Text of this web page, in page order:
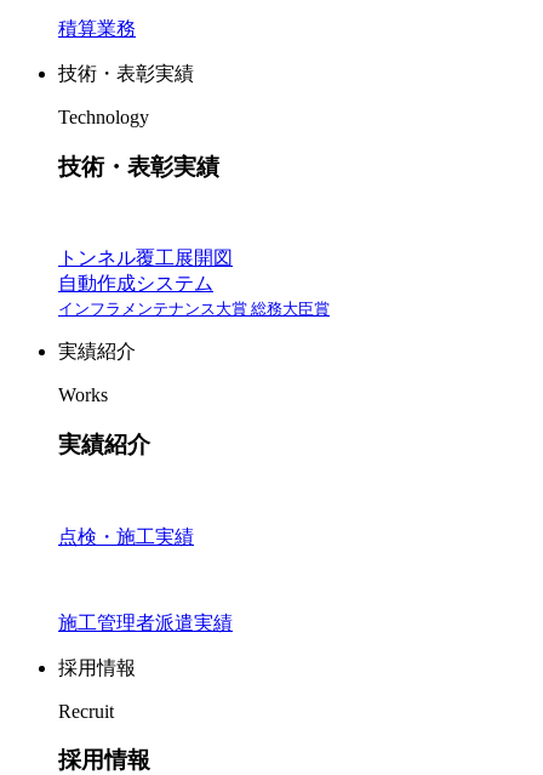
積算業務
技術・表彰実績
Technology
技術・表彰実績
トンネル覆工展開図
自動作成システム
インフラメンテナンス大賞 総務大臣賞
実績紹介
Works
実績紹介
点検・施工実績
施工管理者派遣実績
採用情報
Recruit
採用情報